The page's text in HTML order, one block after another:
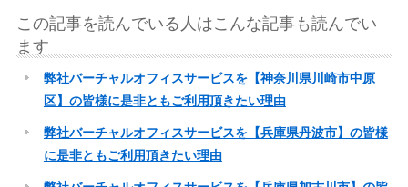
この記事を読んでいる人はこんな記事も読んでい
ます
弊社バーチャルオフィスサービスを【神奈川県川崎市中原
区】の皆様に是非ともご利用頂きたい理由
弊社バーチャルオフィスサービスを【兵庫県丹波市】の皆様
に是非ともご利用頂きたい理由